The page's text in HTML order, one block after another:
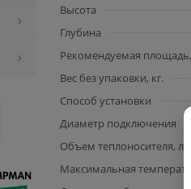
Высота
Глубина
Рекомендуемая
Вес без упаковки, кг.
Способ установки
Диаметр подключения
Объем теплоносителя, л.
Максимальная